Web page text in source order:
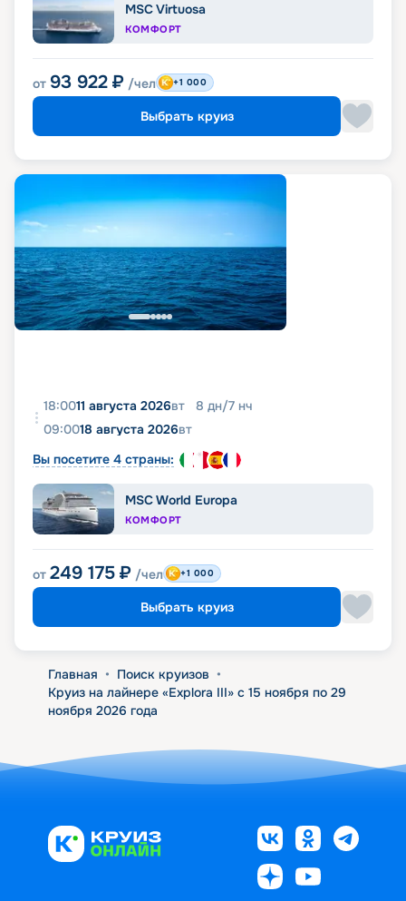
MSC Virtuosa
КОМФОРТ
от 93 922 ₽ /чел +1 000
Выбрать круиз
18:0011 августа 2026вт 8 дн/7 нч
09:0018 августа 2026вт
Вы посетите 4 страны:
MSC World Europa
КОМФОРТ
от 249 175 ₽ /чел +1 000
Выбрать круиз
Главная • Поиск круизов •
Круиз на лайнере «Explora III» с 15 ноября по 29
ноября 2026 года